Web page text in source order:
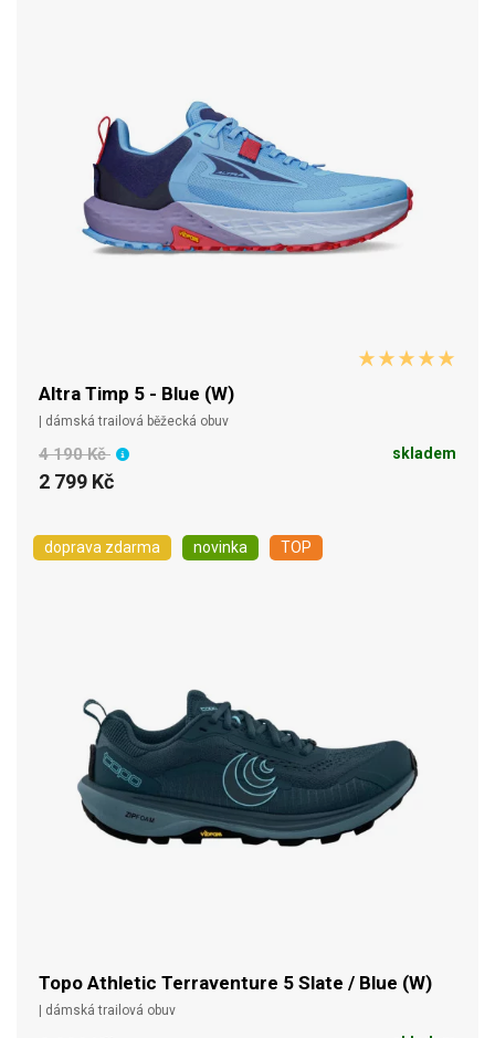
Altra Timp 5 - Blue (W)
| dámská trailová běžecká obuv
4 190 Kč
2 799 Kč
skladem
doprava zdarma novinka TOP
Topo Athletic Terraventure 5 Slate / Blue (W)
| dámská trailová obuv